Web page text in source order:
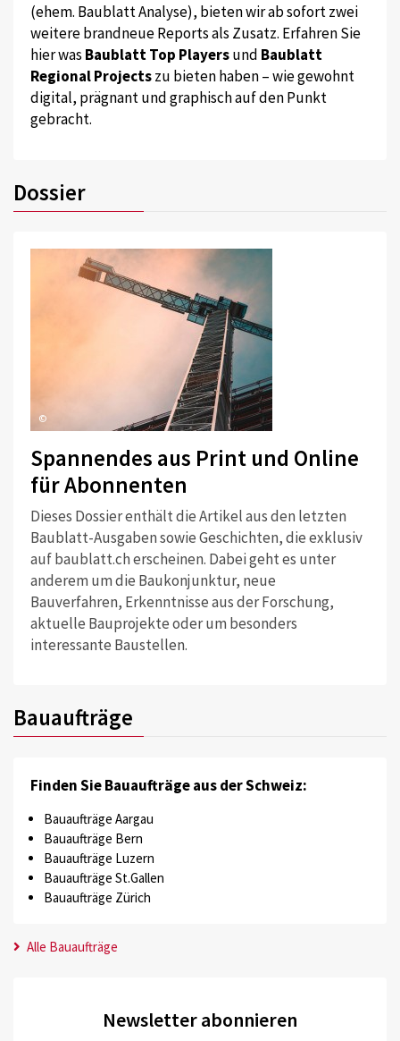
(ehem. Baublatt Analyse), bieten wir ab sofort zwei
weitere brandneue Reports als Zusatz. Erfahren Sie
hier was Baublatt Top Playersund Baublatt
Regional Projectszu bieten haben – wie gewohnt
digital, prägnant und graphisch auf den Punkt
gebracht.
Dossier
©
Spannendes aus Print und Online
für Abonnenten
Dieses Dossier enthält die Artikel aus den letzten
Baublatt-Ausgaben sowie Geschichten, die exklusiv
auf baublatt.ch erscheinen. Dabei geht es unter
anderem um die Baukonjunktur, neue
Bauverfahren, Erkenntnisse aus der Forschung,
aktuelle Bauprojekte oder um besonders
interessante Baustellen.
Bauaufträge
Finden Sie Bauaufträge aus der Schweiz:
Bauaufträge Aargau
Bauaufträge Bern
Bauaufträge Luzern
Bauaufträge St.Gallen
Bauaufträge Zürich
Alle Bauaufträge
Newsletter abonnieren